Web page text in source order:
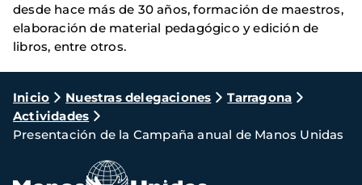
desde hace más de 30 años, formación de maestros,
elaboración de material pedagógico y edición de
libros, entre otros.
Ruta
de
navegación
Inicio Nuestras delegaciones
Tarragona
Actividades
Presentación de la Campaña anual de Manos Unidas